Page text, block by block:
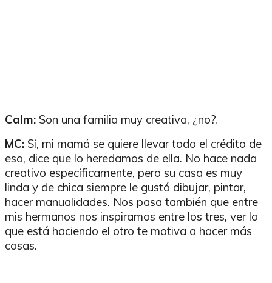
Calm: Son una familia muy creativa, ¿no?.
MC: Sí, mi mamá se quiere llevar todo el crédito de
eso, dice que lo heredamos de ella. No hace nada
creativo específicamente, pero su casa es muy
linda y de chica siempre le gustó dibujar, pintar,
hacer manualidades. Nos pasa también que entre
mis hermanos nos inspiramos entre los tres, ver lo
que está haciendo el otro te motiva a hacer más
cosas.